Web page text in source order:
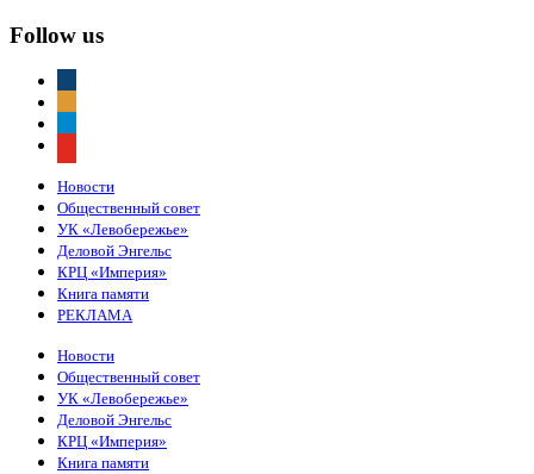
Follow us
Новости
Общественный совет
УК «Левобережье»
Деловой Энгельс
КРЦ «Империя»
Книга памяти
РЕКЛАМА
Новости
Общественный совет
УК «Левобережье»
Деловой Энгельс
КРЦ «Империя»
Книга памяти